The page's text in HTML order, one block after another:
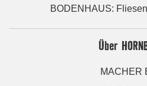
BODENHAUS:
Über
MACHER